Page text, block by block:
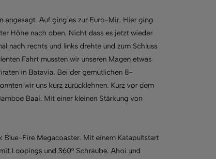
angesagt. Auf ging es zur Euro-Mir. Hier ging
Höhe nach oben. Nicht dass es jetzt wieder
nach rechts und links drehte und zum Schluss
Fahrt mussten wir unseren Magen etwas
in Batavia. Bei der gemütlichen 8-
wir uns kurz zurücklehnen. Kurz vor dem
Baai. Mit einer kleinen Stärkung von
Blue-Fire Megacoaster. Mit einem Katapultstart
Loopings und 360° Schraube. Ahoi und